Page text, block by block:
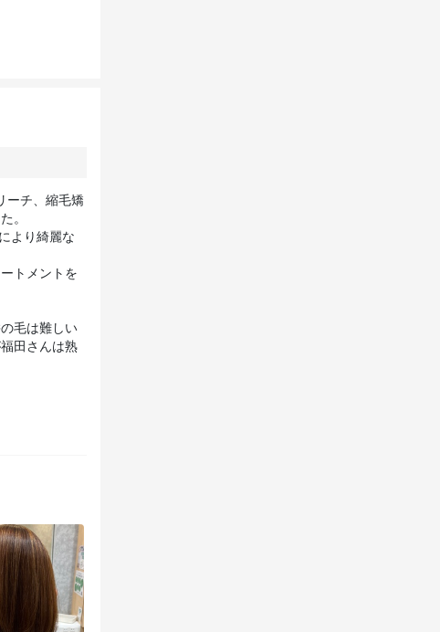
ーチ、縮毛矯
。
より綺麗な
トメントを
毛は難しい
田さんは熟